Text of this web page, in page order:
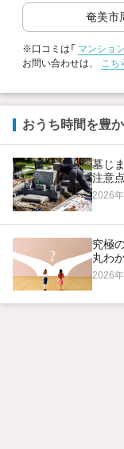
奄美市
※口コミは「 マンショ
お問い合わせは、 こち
おうち時間を豊
墓じ
注意
2026
究極
丸わ
2026